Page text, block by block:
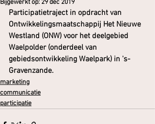
Bijgewerkt op: 29 dec 2019
Participatietraject in opdracht van
Ontwikkelingsmaatschappij Het Nieuwe
Westland (ONW) voor het deelgebied
Waelpolder (onderdeel van
gebiedsontwikkeling Waelpark) in 's-
Gravenzande.
marketing
communicatie
participatie